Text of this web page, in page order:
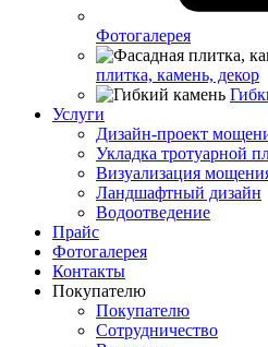
Фотогалерея
плитка, камень, декор
Услуги
Дизайн-проект
Укладка тротуарной
Визуализация
Ландшафтный дизайн
Водоотведение
Прайс
Фотогалерея
Контакты
Покупателю
Покупателю
Сотрудничество